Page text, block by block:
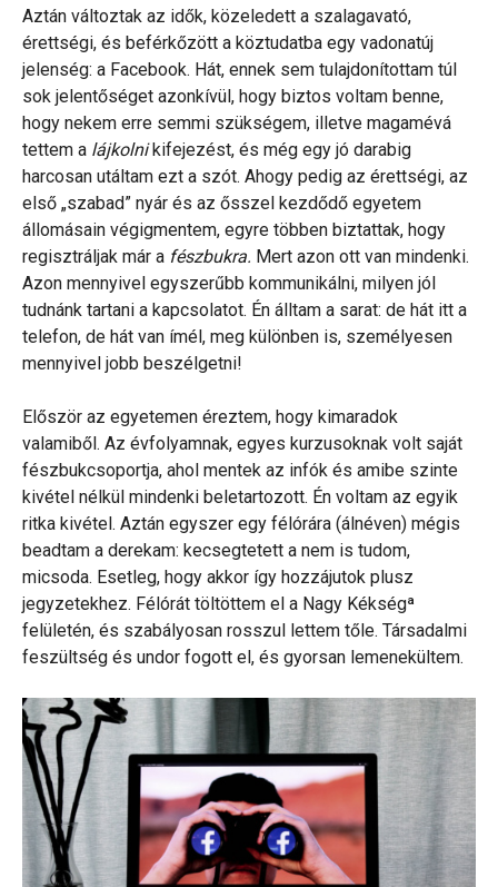
Aztán változtak az idők, közeledett a szalagavató,
érettségi, és beférkőzött a köztudatba egy vadonatúj
jelenség: a Facebook. Hát, ennek sem tulajdonítottam túl
sok jelentőséget azonkívül, hogy biztos voltam benne,
hogy nekem erre semmi szükségem, illetve magamévá
tettem a lájkolnikifejezést, és még egy jó darabig
harcosan utáltam ezt a szót. Ahogy pedig az érettségi, az
első „szabad” nyár és az ősszel kezdődő egyetem
állomásain végigmentem, egyre többen biztattak, hogy
regisztráljak már a fészbukra. Mert azon ott van mindenki.
Azon mennyivel egyszerűbb kommunikálni, milyen jól
tudnánk tartani a kapcsolatot. Én álltam a sarat: de hát itt a
telefon, de hát van ímél, meg különben is, személyesen
mennyivel jobb beszélgetni!
Először az egyetemen éreztem, hogy kimaradok
valamiből. Az évfolyamnak, egyes kurzusoknak volt saját
fészbukcsoportja, ahol mentek az infók és amibe szinte
kivétel nélkül mindenki beletartozott. Én voltam az egyik
ritka kivétel. Aztán egyszer egy félórára (álnéven) mégis
beadtam a derekam: kecsegtetett a nem is tudom,
micsoda. Esetleg, hogy akkor így hozzájutok plusz
jegyzetekhez. Félórát töltöttem el a Nagy Kékségª
felületén, és szabályosan rosszul lettem tőle. Társadalmi
feszültség és undor fogott el, és gyorsan lemenekültem.